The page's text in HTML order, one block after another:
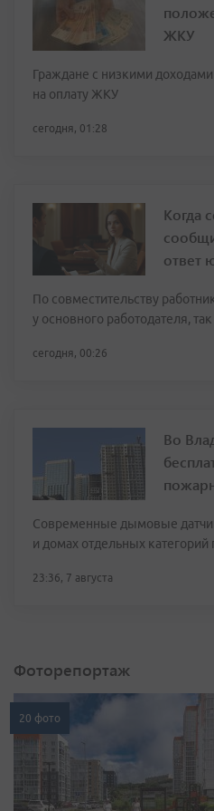
ЖКУ
Граждане с низкими
на оплату ЖКУ
сегодня, 01:28
Когда
ответ
По совместительству
у основного работодателя,
сегодня, 00:26
Во
Современные дымовые
и домах отдельных категорий
23:36, 7 августа
Фоторепортаж
20 фото